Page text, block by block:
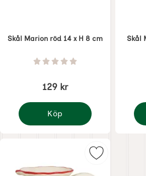
Skål Marion röd 14 x H 8 cm
Art. nr 8506 Betyg: 0 Stjärnor av 5
129 kr
Köp
Skål Marion röd 14 x H 8 cm
Skål
Art. nr
Markera